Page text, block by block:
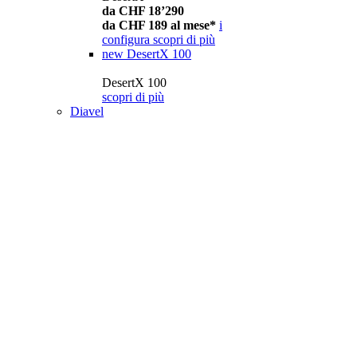
da CHF 18’290
da CHF 189 al mese* i
configura scopri di più
new DesertX 100
DesertX 100
scopri di più
Diavel